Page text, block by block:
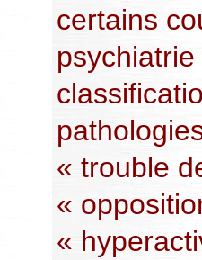
certains
« trouble
«
«